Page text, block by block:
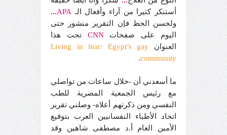
أستنكر كثيرا من آراء وأفعال الـ APA
...
ولحسن الحظ فإن التقرير منشور حتى
اليوم على صفحاتCNN تحت هذا
العنوان Living in fear: Egypt’s gay
community
.
ما أسعدني أن -خلال ساعات من تواصلي
مع رئيس الجمعية المصرية للطب
النفسي ومن ذكرتهم أعلاه- وصلني تقرير
اتحاد الأطباء النفسانيين العرب بتوقيع
الأمين العام أ.د مصطفى شاهين وقد